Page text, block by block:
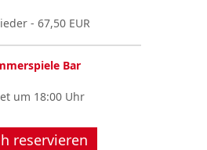
- 67,50 EUR
Bar
um 18:00 Uhr
reservieren